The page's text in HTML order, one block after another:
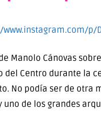
p/
Manolo Cánovas
del Centro durante la
No podía ser de otra
uno de los grandes